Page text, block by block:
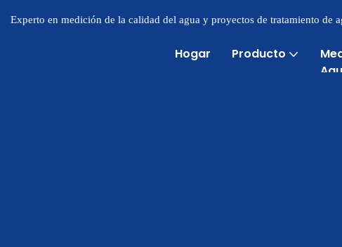
Experto en medición de la calidad del agua y proyectos de tratamiento de
Hogar Producto